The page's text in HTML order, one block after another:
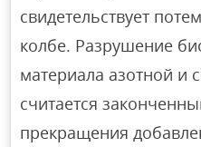
свидетельствует
колбе. Разрушение
материала азотной и
считается
прекращения